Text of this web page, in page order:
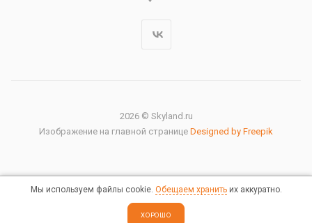
2026 © Skyland.ru
Изображение на главной странице Designed by Freepik
Правовая информация
Мы используем файлы cookie. Обещаем хранитьих аккуратно.
ХОРОШО